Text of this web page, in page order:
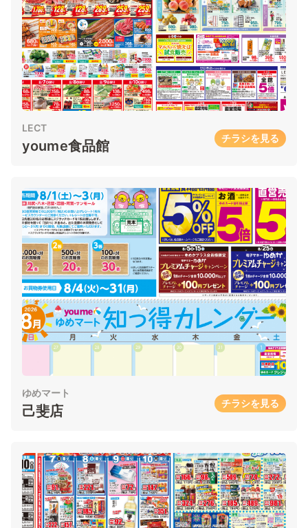
LECT
youme食品館 チラシを見る
ゆめマート
己斐店 チラシを見る